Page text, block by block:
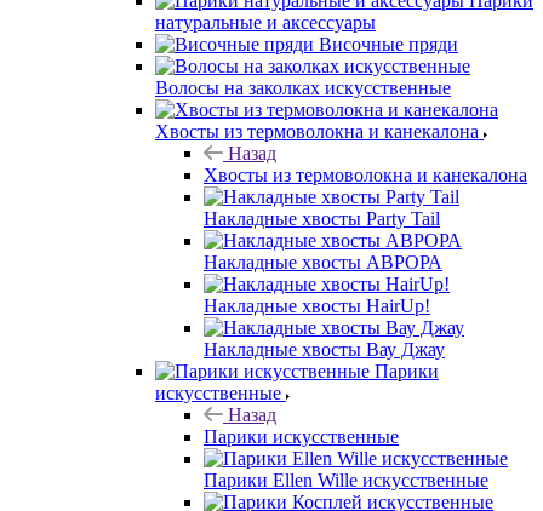
натуральные и аксессуары
Височные пряди
Волосы на заколках искусственные
Хвосты из термоволокна и канекалона
Назад
Хвосты из термоволокна и канекалона
Накладные хвосты Party Tail
Накладные хвосты АВРОРА
Накладные хвосты HairUp!
Накладные хвосты Вау Джау
Парики
искусственные
Назад
Парики искусственные
Парики Ellen Wille искусственные